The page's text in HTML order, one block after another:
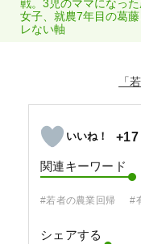
戦。3児のママになっ
女子、就農7年目の葛
レない軸
「
+17
関連キーワード
#若者の農業回帰 #
シェアする